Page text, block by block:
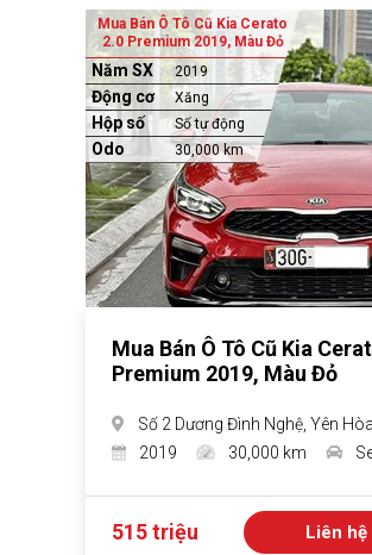
Mua Bán Ô Tô Cũ Kia Cerato
2.0 Premium 2019, Màu Đỏ
Năm SX 2019
Động cơ Xăng
Hộp số Số tự động
Odo 30,000 km
Mua Bán Ô Tô Cũ Kia
Premium 2019, Màu Đỏ
Số 2 Dương Đình Nghệ, Yên
2019
30,000 km
515 triệu Liên hệ